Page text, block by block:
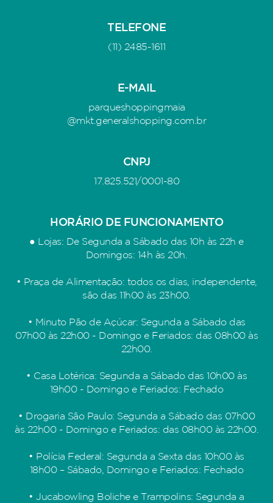
TELEFONE
(11) 2485-1611
E-MAIL
parqueshoppingmaia
@mkt.generalshopping.com.br
CNPJ
17.825.521/0001-80
HORÁRIO DE FUNCIONAMENTO
● Lojas: De Segunda a Sábado das 10h às 22h e
Domingos: 14h às 20h.
• Praça de Alimentação: todos os dias, independente,
são das 11h00 às 23h00.
• Minuto Pão de Açúcar: Segunda a Sábado das
07h00 às 22h00 - Domingo e Feriados: das 08h00 às
22h00.
• Casa Lotérica: Segunda a Sábado das 10h00 às
19h00 - Domingo e Feriados: Fechado
• Drogaria São Paulo: Segunda a Sábado das 07h00
às 22h00 - Domingo e Feriados: das 08h00 às 22h00.
• Polícia Federal: Segunda a Sexta das 10h00 às
18h00 – Sábado, Domingo e Feriados: Fechado
• Jucabowling Boliche e Trampolins: Segunda a